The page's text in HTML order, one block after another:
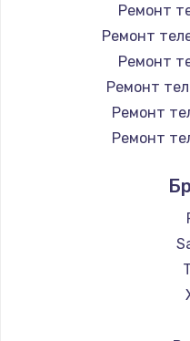
Замена
Замена
Ремонт
Ремонт
Ремонт
Ремонт
Ремонт
Ремонт
Ремонт
Ремонт
Ремонт
Ремонт
Ремонт
Ремонт